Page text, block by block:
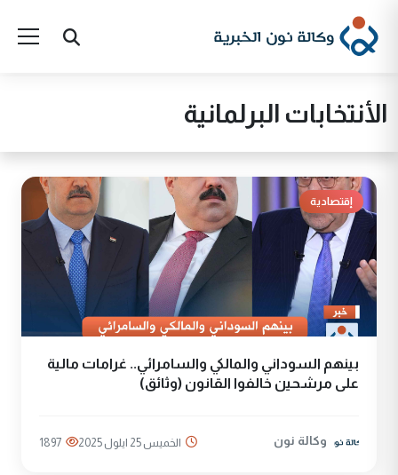
الأنتخابات البرلمانية
إقتصادية
بينهم السوداني والمالكي والسامرائي.. غرامات مالية
على مرشحين خالفوا القانون (وثائق)
وكالة نون الخميس 25 ايلول 2025 1897